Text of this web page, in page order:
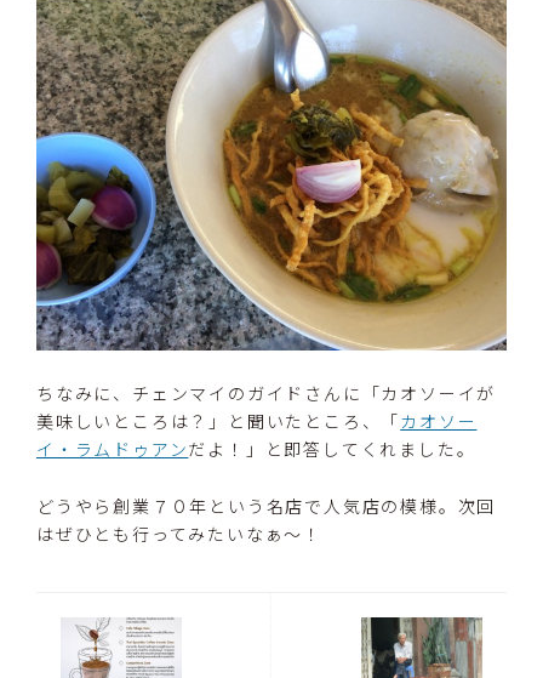
ちなみに、チェンマイのガイドさんに「カオソーイが
美味しいところは？」と聞いたところ、「カオソー
イ・ラムドゥアンだよ！」と即答してくれました。
どうやら創業７０年という名店で人気店の模様。次回
はぜひとも行ってみたいなぁ〜！